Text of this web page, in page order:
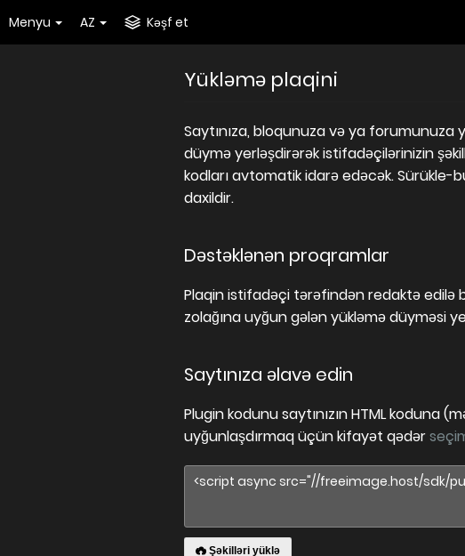
Menyu AZ Kəşf et
Yükləmə plaqini
Saytınıza, bloqunuza və ya forumunuza
düymə yerləşdirərək istifadəçilərinizin
kodları avtomatik idarə edəcək.
daxildir.
Dəstəklənən proqramlar
Plaqin istifadəçi tərəfindən redaktə edilə
zolağına uyğun gələn yükləmə düyməsi
Saytınıza əlavə edin
Plugin kodunu saytınızın HTML koduna
uyğunlaşdırmaq üçün kifayət qədər
Şəkilləri yüklə